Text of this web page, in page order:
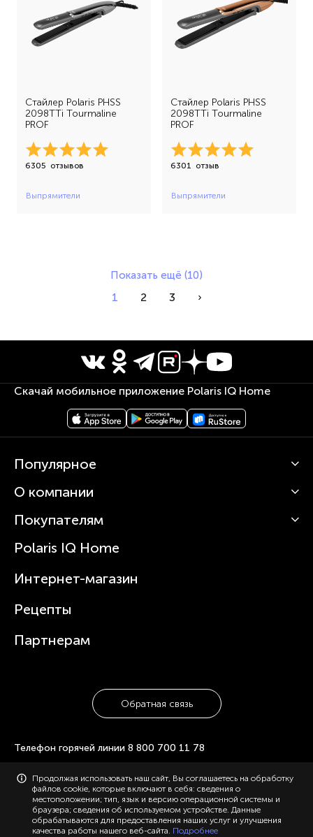
Стайлер Polaris PHSS
2098TTi Tourmaline
PROF
6305 отзывов
Выпрямители
Стайлер Polaris PHSS
2098TTi Tourmaline
PROF
6301 отзыв
Выпрямители
Показать ещё (10)
1 2 3 ›
Скачай мобильное приложение Polaris IQ Home
Популярное
Кофемашины
Вертикальные пылесосы
Зубные щетки и ирригаторы
Увлажнители
Посуда
О компании
О Polaris
Статьи
Покупателям
Сервисные центры
Где купить
Polaris IQ Home
Интернет-магазин
Рецепты
Партнерам
Обратная связь
Телефон горячей линии 8 800 700 11 78
© 2006-2026 «Polaris». Все права защищены. Использование
материалов с сайта polaris.ru возможно только с разрешения
администрации, с указанием активной ссылки на сайт.
Конфиденциальность
Карта сайта
Продолжая использовать наш сайт, Вы соглашаетесь на обработку
файлов cookie, которые включают в себя: сведения о
местоположении; тип, язык и версию операционной системы и
браузера; сведения об используемом устройстве. Данные
обрабатываются для предоставления наших услуг и улучшения
качества работы нашего веб-сайта. Подробнее